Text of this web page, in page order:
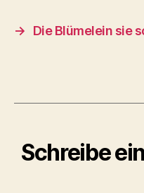
→ Die Blümelein sie
Schreibe